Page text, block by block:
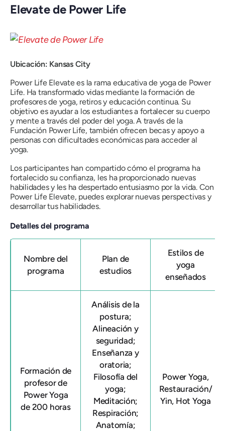
Elevate de Power Life
Ubicación: Kansas City
Power Life Elevate es la rama educativa de yoga de Power
Life. Ha transformado vidas mediante la formación de
profesores de yoga, retiros y educación continua. Su
objetivo es ayudar a los estudiantes a fortalecer su cuerpo
y mente a través del poder del yoga. A través de la
Fundación Power Life, también ofrecen becas y apoyo a
personas con dificultades económicas para acceder al
yoga.
Los participantes han compartido cómo el programa ha
fortalecido su confianza, les ha proporcionado nuevas
habilidades y les ha despertado entusiasmo por la vida. Con
Power Life Elevate, puedes explorar nuevas perspectivas y
desarrollar tus habilidades.
Detalles del programa
Nombre del
programa
Plan de
estudios
Estilos de
yoga
enseñados
Formación de
profesor de
Power Yoga
de 200 horas
Análisis de la
postura;
Alineación y
seguridad;
Enseñanza y
oratoria;
Filosofía del
yoga;
Meditación;
Respiración;
Anatomía;
Power Yoga,
Restauración/
Yin, Hot Yoga